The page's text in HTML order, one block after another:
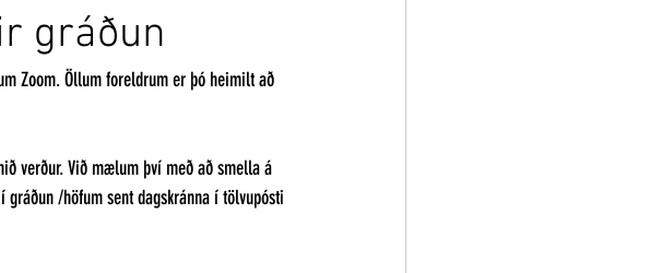
gráðun
Zoom. Öllum foreldrum er þó heimilt að
verður. Við mælum því með að smella á
/höfum sent dagskránna í tölvupósti